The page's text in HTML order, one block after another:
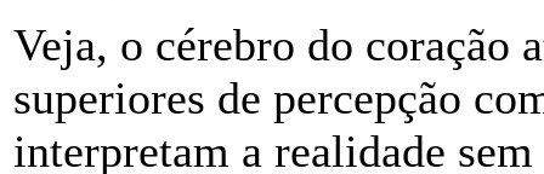
Veja, o cérebro do coração
superiores de percepção
interpretam a realidade